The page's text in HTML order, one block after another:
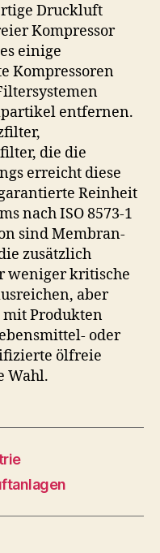
Druckluft
Kompressor
einige
Kompressoren
entfernen.
die die
erreicht diese
Reinheit
nach ISO 8573-1
sind Membran-
zusätzlich
weniger kritische
aber
Produkten
oder
ölfreie
Wahl.